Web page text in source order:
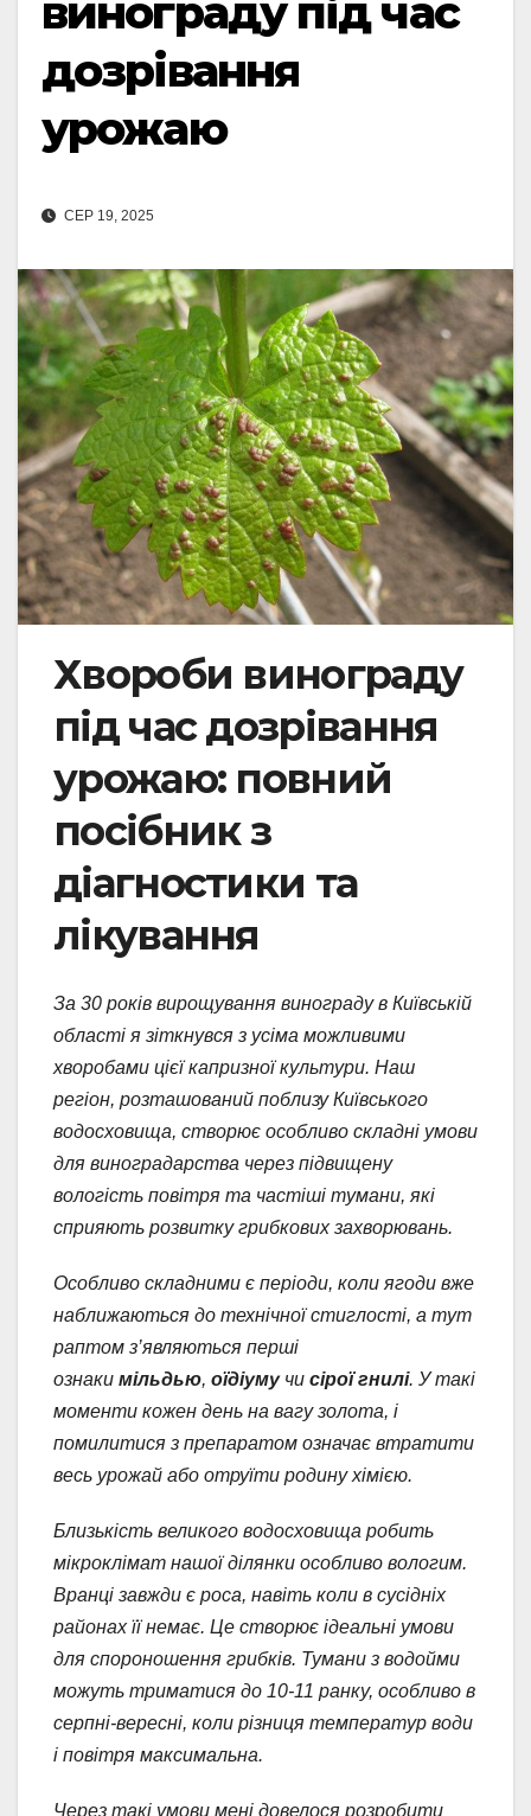
винограду під час
дозрівання
урожаю
СЕР 19, 2025
Хвороби винограду
під час дозрівання
урожаю: повний
посібник з
діагностики та
лікування
За 30 років вирощування винограду в Київській
області я зіткнувся з усіма можливими
хворобами цієї капризної культури. Наш
регіон, розташований поблизу Київського
водосховища, створює особливо складні умови
для виноградарства через підвищену
вологість повітря та частіші тумани, які
сприяють розвитку грибкових захворювань.
Особливо складними є періоди, коли ягоди вже
наближаються до технічної стиглості, а тут
раптом з’являються перші
ознаки мільдью, оїдіумучи сірої гнилі. У такі
моменти кожен день на вагу золота, і
помилитися з препаратом означає втратити
весь урожай або отруїти родину хімією.
Близькість великого водосховища робить
мікроклімат нашої ділянки особливо вологим.
Вранці завжди є роса, навіть коли в сусідніх
районах її немає. Це створює ідеальні умови
для спороношення грибків. Тумани з водойми
можуть триматися до 10-11 ранку, особливо в
серпні-вересні, коли різниця температур води
і повітря максимальна.
Через такі умови мені довелося розробити